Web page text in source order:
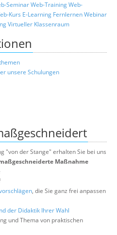
SeminarWeb-TrainingWeb-
Kurs E-Learning FernlernenWebinar
Virtueller Klassenraum
unsere Schulungen
"von der Stange" erhalten Sie bei uns
Maßnahme
, die Sie ganz frei anpassen
der Didaktik Ihrer Wahl
und Thema von praktischen